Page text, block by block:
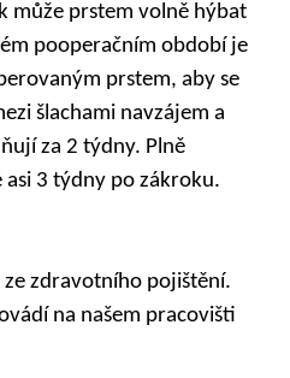
může prstem volně hýbat
pooperačním období je
prstem, aby se
šlachami navzájem a
za 2 týdny. Plně
3 týdny po zákroku.
zdravotního pojištění.
na našem pracovišti